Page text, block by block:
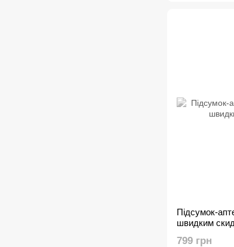
Підсумок-
швидким
799 грн